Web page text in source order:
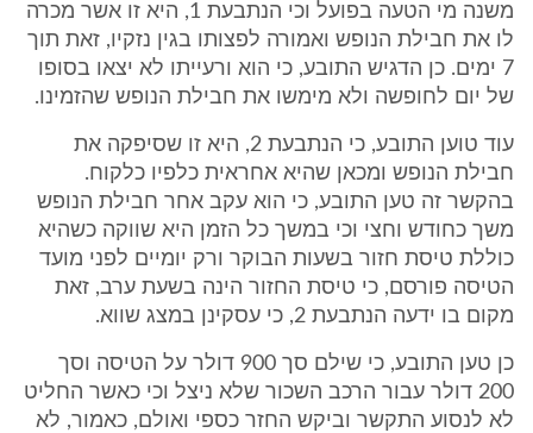
משנה מי הטעה בפועל וכי הנתבעת 1, היא זו אשר מכרה
לו את חבילת הנופש ואמורה לפצותו בגין נזקיו, זאת תוך
7 ימים. כן הדגיש התובע, כי הוא ורעייתו לא יצאו בסופו
של יום לחופשה ולא מימשו את חבילת הנופש שהזמינו.
עוד טוען התובע, כי הנתבעת 2, היא זו שסיפקה את
חבילת הנופש ומכאן שהיא אחראית כלפיו כלקוח.
בהקשר זה טען התובע, כי הוא עקב אחר חבילת הנופש
משך כחודש וחצי וכי במשך כל הזמן היא שווקה כשהיא
כוללת טיסת חזור בשעות הבוקר ורק יומיים לפני מועד
הטיסה פורסם, כי טיסת החזור הינה בשעת ערב, זאת
מקום בו ידעה הנתבעת 2, כי עסקינן במצג שווא.
כן טען התובע, כי שילם סך 900 דולר על הטיסה וסך
200 דולר עבור הרכב השכור שלא ניצל וכי כאשר החליט
לא לנסוע התקשר וביקש החזר כספי ואולם, כאמור, לא